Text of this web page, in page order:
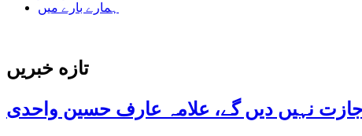
ہمارے بارے میں
تازه خبریں
نہیں دیں گے، علامہ عارف حسین واحدی